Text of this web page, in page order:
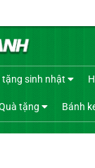
tặng sinh nhật
tặng Bánh